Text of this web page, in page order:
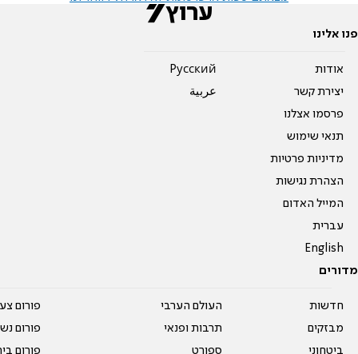
פנו אלינו
אודות
יצירת קשר
פרסמו אצלנו
תנאי שימוש
מדיניות פרטיות
הצהרת נגישות
המייל האדום
עברית
English
Pусский
عربية
מדורים
חדשות
מבזקים
ביטחוני
העולם הערבי
תרבות ופנאי
ספורט
פורום
פורום
פורום